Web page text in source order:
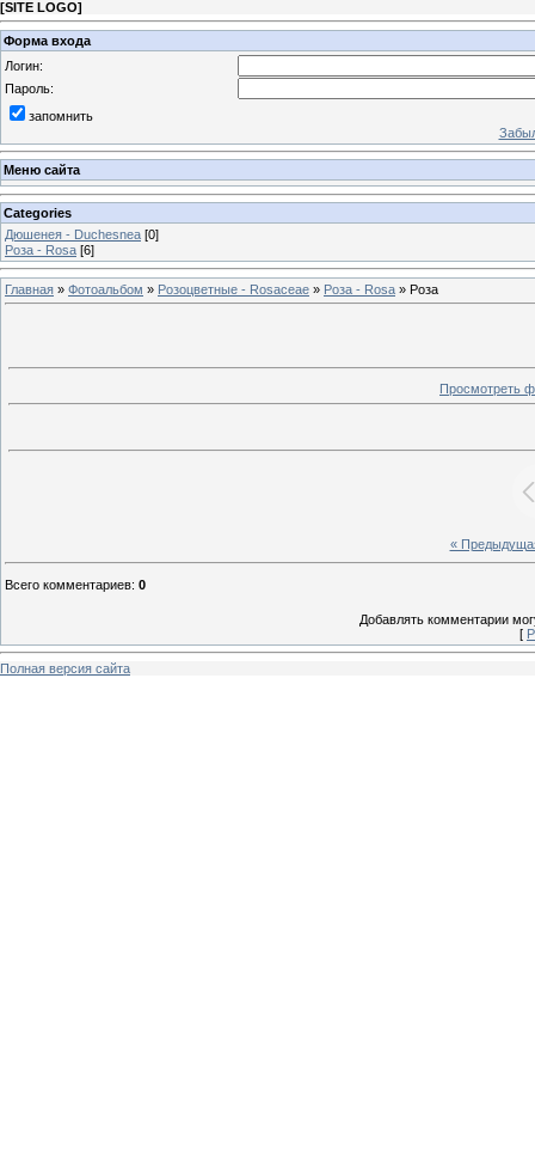
[SITE LOGO]
Форма входа
Логин:
Пароль:
запомнить
Меню сайта
Categories
Дюшенея - Duchesnea [0]
Роза - Rosa [6]
Главная » Фотоальбом » Розоцветные - Rosaceae » Роза - Rosa » Роза
Просмотреть
«
Всего комментариев: 0
Добавлять комментарии
[
Полная версия сайта